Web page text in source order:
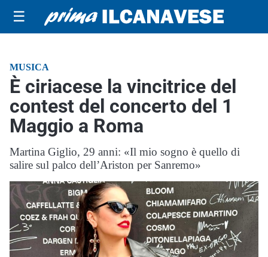
☰
MUSICA
È ciriacese la vincitrice del
contest del concerto del 1
Maggio a Roma
Martina Giglio, 29 anni: «Il mio sogno è quello di
salire sul palco dell’Ariston per Sanremo»